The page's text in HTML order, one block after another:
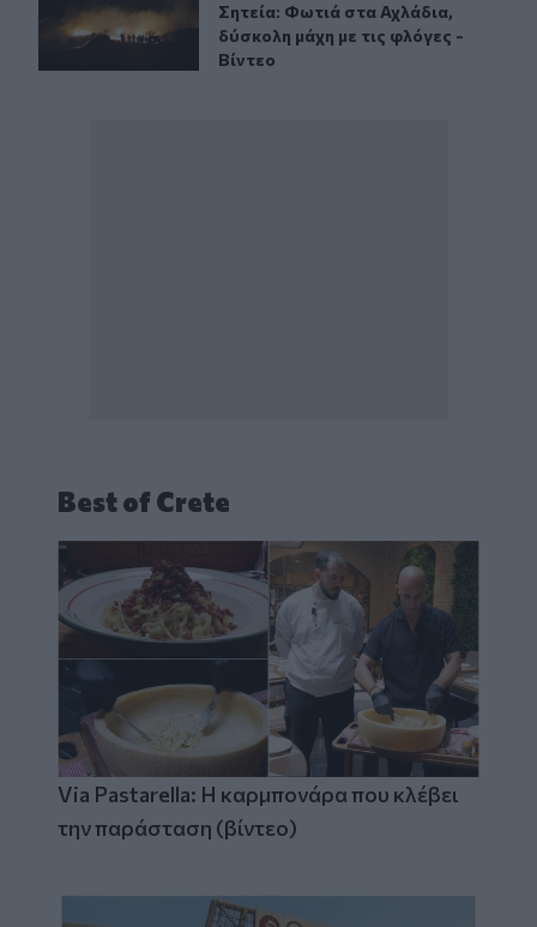
Σητεία: Φωτιά στα Αχλάδια,
Σητεία: Φωτιά στα Αχλάδια,
δύσκολη μάχη με τις φλόγες -
Βίντεο
Best of Crete
Via Pastarella: Η καρμπονάρα που κλέβει
την παράσταση (βίντεο)